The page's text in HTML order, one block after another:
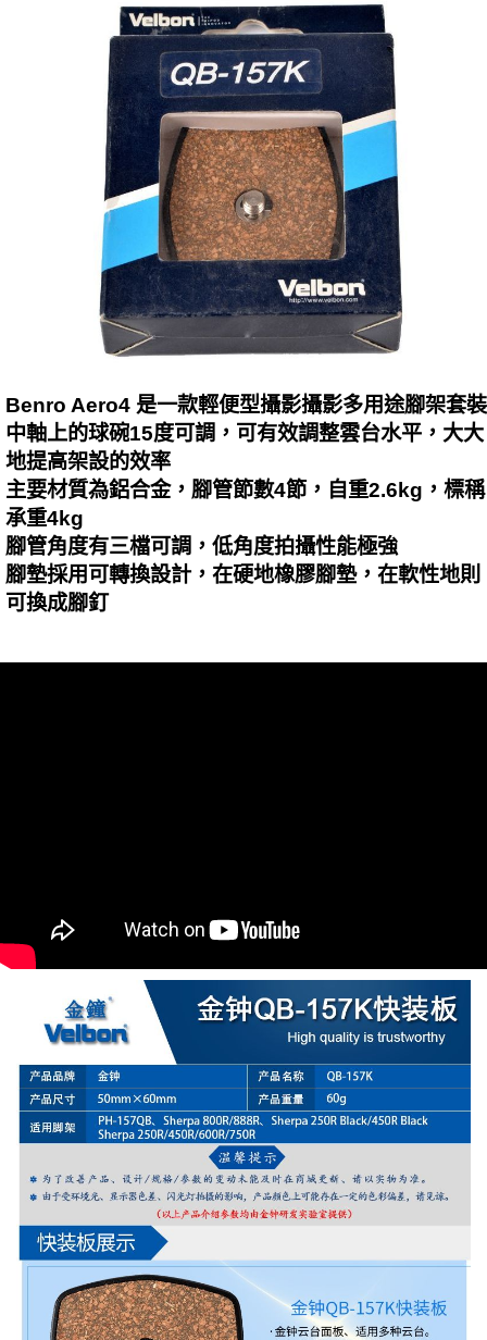
Benro Aero4 是一款輕便型攝影攝影多用途腳架套裝
中軸上的球碗15度可調，可有效調整雲台水平，大大
地提高架設的效率
主要材質為鋁合金，腳管節數4節，自重2.6kg，標稱
承重4kg
腳管角度有三檔可調，低角度拍攝性能極強
腳墊採用可轉換設計，在硬地橡膠腳墊，在軟性地則
可換成腳釘